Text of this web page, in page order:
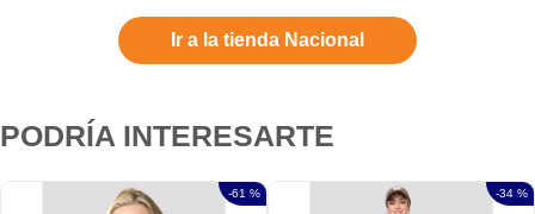
Ir a la tienda Nacional
PODRÍA INTERESARTE
-61 % -34 %